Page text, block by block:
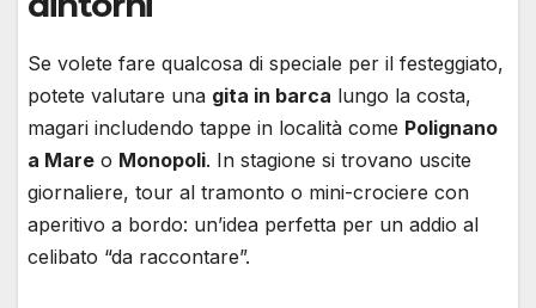
Se volete fare qualcosa di speciale per il festeggiato,
potete valutare una gita in barca lungo la costa,
magari includendo tappe in località come Polignano
a Mare o Monopoli. In stagione si trovano uscite
giornaliere, tour al tramonto o mini-crociere con
aperitivo a bordo: un’idea perfetta per un addio al
celibato “da raccontare”.